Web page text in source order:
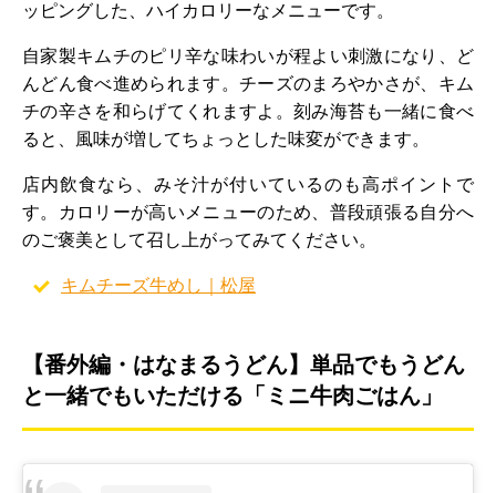
ッピングした、ハイカロリーなメニューです。
自家製キムチのピリ辛な味わいが程よい刺激になり、ど
んどん食べ進められます。チーズのまろやかさが、キム
チの辛さを和らげてくれますよ。刻み海苔も一緒に食べ
ると、風味が増してちょっとした味変ができます。
店内飲食なら、みそ汁が付いているのも高ポイントで
す。カロリーが高いメニューのため、普段頑張る自分へ
のご褒美として召し上がってみてください。
キムチーズ牛めし｜松屋
【番外編・はなまるうどん】単品でもうどん
と一緒でもいただける「ミニ牛肉ごはん」